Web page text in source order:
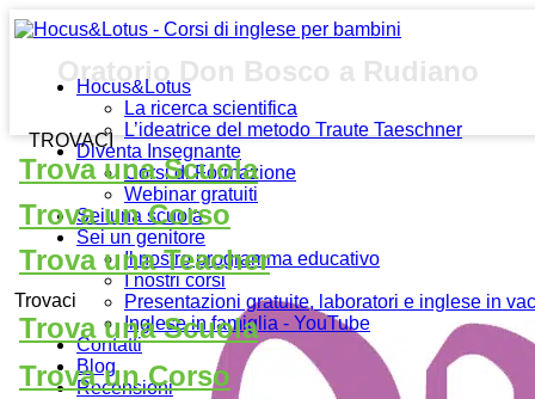
Hocus&Lotus
La ricerca scientifica
L’ideatrice del metodo Traute Taeschner
Diventa Insegnante
Corsi di Formazione
Webinar gratuiti
Sei una scuola
Sei un genitore
Il nostro programma educativo
I nostri corsi
Presentazioni gratuite, laboratori e inglese in
Inglese in famiglia - YouTube
Contatti
Blog
Recensioni
TROVACI
Trova una Scuola
Trova un Corso
Trova una Teacher
Trovaci
Trova una Scuola
Trova un Corso
Oratorio Don Bosco a Rudiano